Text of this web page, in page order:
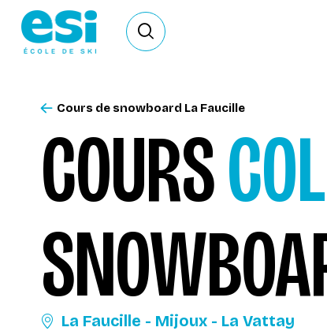
Ouvrir le formulaire de
COURS
La Faucille - Mijoux - La Vattay
Cours de snowboard La Faucille